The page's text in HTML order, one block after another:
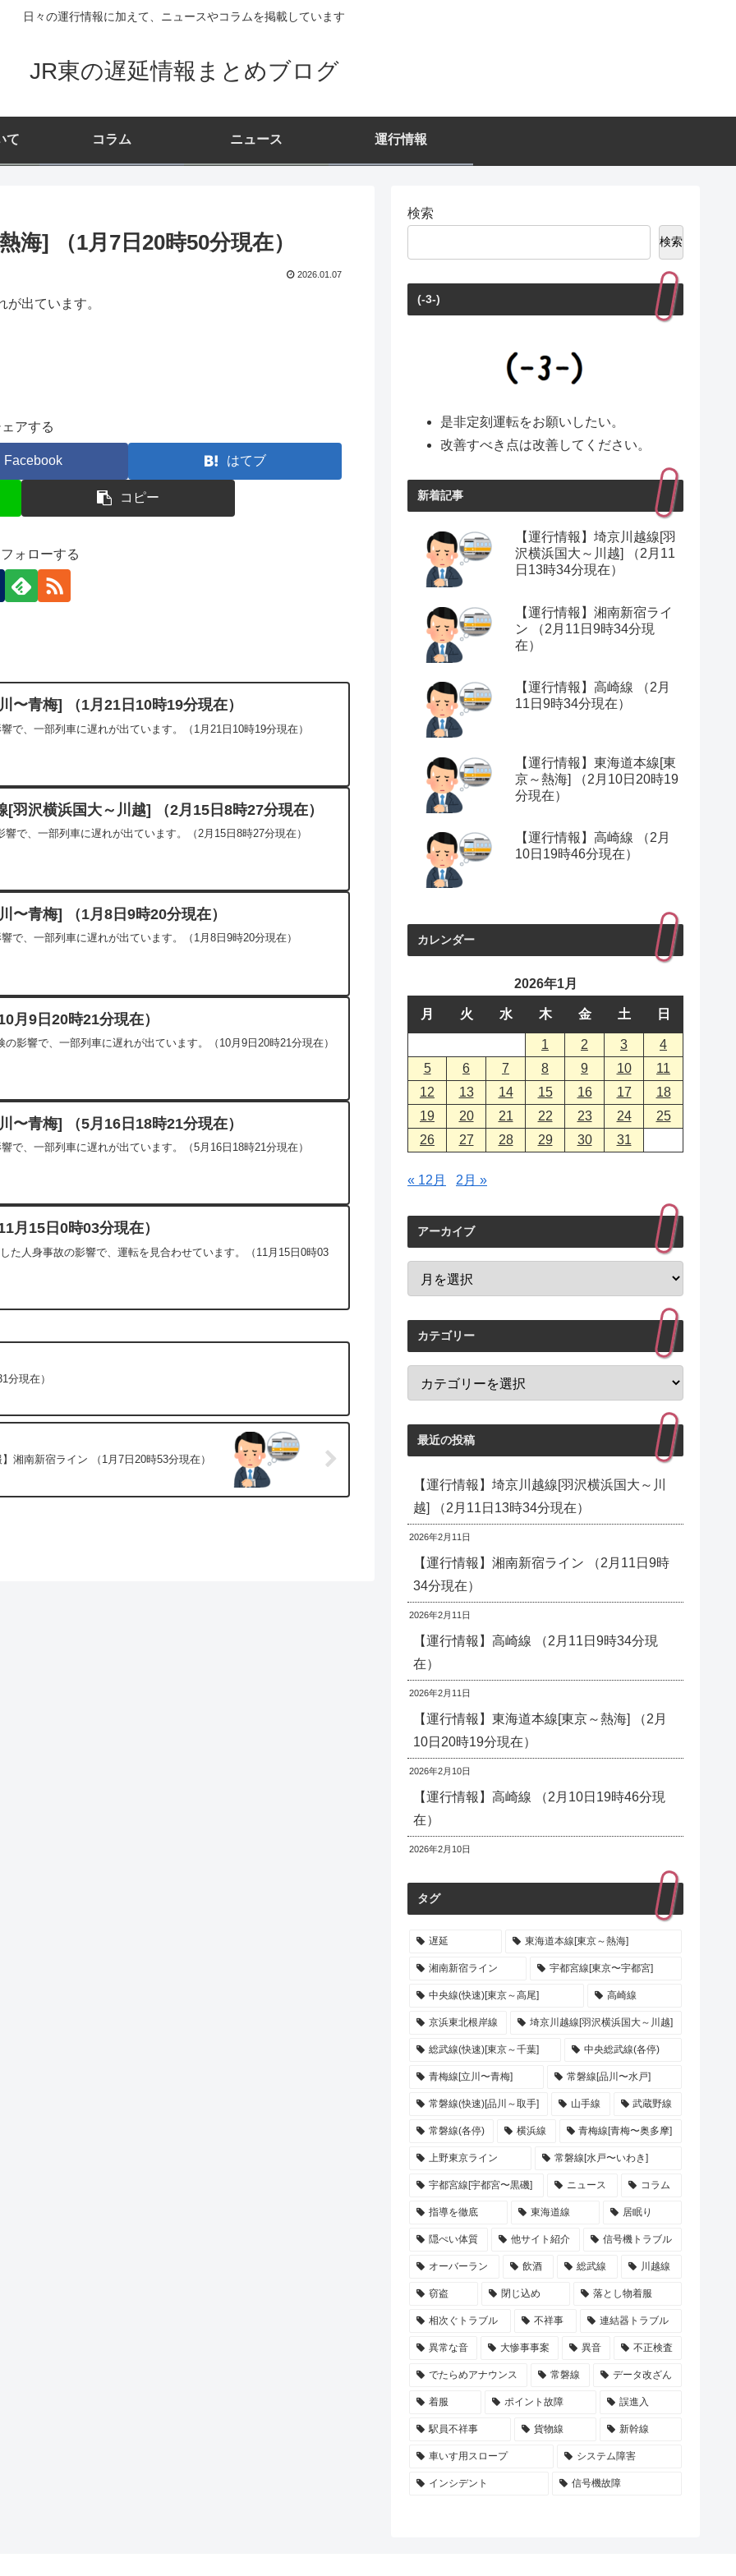
日々の運行情報に加えて、ニュースやコラムを掲載しています
JR東の遅延情報まとめブログ
て コラム ニュース 運行情報
海] （1月7日20時50分現在）
2026.01.07
出ています。
ェアする
Facebook はてブ
コピー
ォローする
〜青梅] （1月21日10時19分現在）
で、一部列車に遅れが出ています。（1月21日10時19分現在）
[羽沢横浜国大～川越] （2月15日8時27分現在）
で、一部列車に遅れが出ています。（2月15日8時27分現在）
〜青梅] （1月8日9時20分現在）
で、一部列車に遅れが出ています。（1月8日9時20分現在）
月9日20時21分現在）
影響で、一部列車に遅れが出ています。（10月9日20時21分現在）
〜青梅] （5月16日18時21分現在）
で、一部列車に遅れが出ています。（5月16日18時21分現在）
月15日0時03分現在）
た人身事故の影響で、運転を見合わせています。（11月15日0時03
分現在）
】湘南新宿ライン （1月7日20時53分現在）
検索
検索
(-3-)
是非定刻運転をお願いしたい。
改善すべき点は改善してください。
新着記事
【運行情報】埼京川越線[羽
沢横浜国大～川越] （2月11
日13時34分現在）
【運行情報】湘南新宿ライ
ン （2月11日9時34分現
在）
【運行情報】高崎線 （2月
11日9時34分現在）
【運行情報】東海道本線[東
京～熱海] （2月10日20時19
分現在）
【運行情報】高崎線 （2月
10日19時46分現在）
カレンダー
2026年1月
月 火 水 木 金 土 日
1 2 3
4
5
6 7 8 9 10
11
12
13 14 15 16 17
18
19
20 21 22 23 24
25
26
27 28 29 30 31
« 12月 2月 »
アーカイブ
カテゴリー
最近の投稿
【運行情報】埼京川越線[羽沢横浜国大～川
越] （2月11日13時34分現在）
2026年2月11日
【運行情報】湘南新宿ライン （2月11日9時
34分現在）
2026年2月11日
【運行情報】高崎線 （2月11日9時34分現
在）
2026年2月11日
【運行情報】東海道本線[東京～熱海] （2月
10日20時19分現在）
2026年2月10日
【運行情報】高崎線 （2月10日19時46分現
在）
2026年2月10日
タグ
遅延 東海道本線[東京～熱海]
湘南新宿ライン 宇都宮線[東京〜宇都宮]
中央線(快速)[東京～高尾] 高崎線
京浜東北根岸線 埼京川越線[羽沢横浜国大～川越]
総武線(快速)[東京～千葉] 中央総武線(各停)
青梅線[立川〜青梅] 常磐線[品川〜水戸]
常磐線(快速)[品川～取手] 山手線 武蔵野線
常磐線(各停) 横浜線 青梅線[青梅〜奥多摩]
上野東京ライン 常磐線[水戸〜いわき]
宇都宮線[宇都宮〜黒磯] ニュース コラム
指導を徹底 東海道線 居眠り
隠ぺい体質 他サイト紹介 信号機トラブル
オーバーラン 飲酒 総武線 川越線
窃盗 閉じ込め 落とし物着服
相次ぐトラブル 不祥事 連結器トラブル
異常な音 大惨事事案 異音 不正検査
でたらめアナウンス 常磐線 データ改ざん
着服 ポイント故障 誤進入
駅員不祥事 貨物線 新幹線
車いす用スロープ システム障害
インシデント 信号機故障